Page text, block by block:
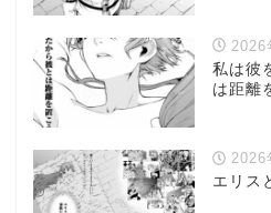
2026
私は彼
は距離
2026
エリス